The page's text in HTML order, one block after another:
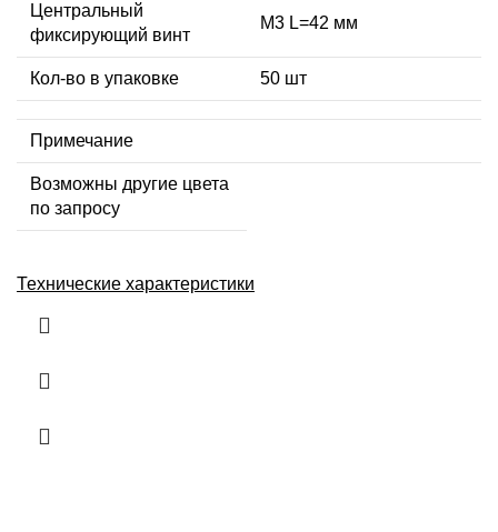
Центральный
фиксирующий винт
М3 L=42 мм
Кол-во в упаковке 50 шт
Примечание
Возможны другие цвета
по запросу
Технические характеристики